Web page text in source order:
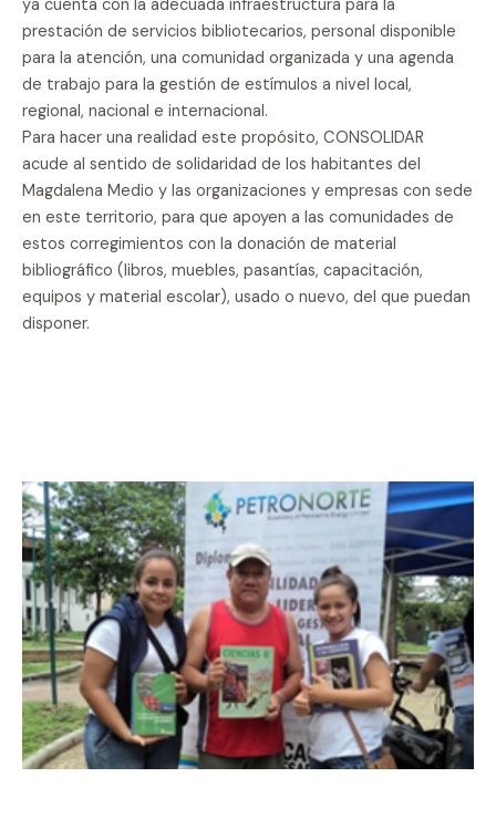
ya cuenta con la adecuada infraestructura para la
prestación de servicios bibliotecarios, personal disponible
para la atención, una comunidad organizada y una agenda
de trabajo para la gestión de estímulos a nivel local,
regional, nacional e internacional.
Para hacer una realidad este propósito, CONSOLIDAR
acude al sentido de solidaridad de los habitantes del
Magdalena Medio y las organizaciones y empresas con sede
en este territorio, para que apoyen a las comunidades de
estos corregimientos con la donación de material
bibliográfico (libros, muebles, pasantías, capacitación,
equipos y material escolar), usado o nuevo, del que puedan
disponer.